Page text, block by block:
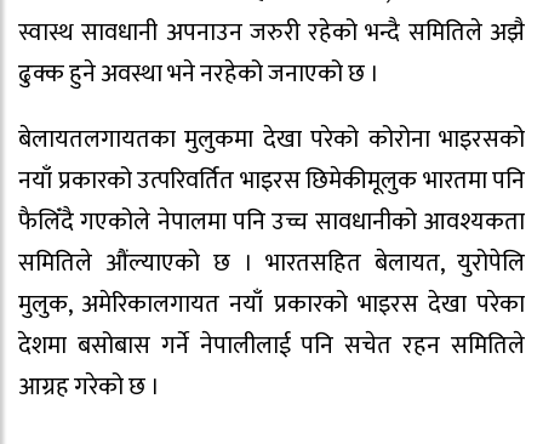
स्वास्थ सावधानी अपनाउन जरुरी रहेको भन्दै समितिले अझै
ढुक्क हुने अवस्था भने नरहेको जनाएको छ ।
बेलायतलगायतका मुलुकमा देखा परेको कोरोना भाइरसको
नयाँ प्रकारको उत्परिवर्तित भाइरस छिमेकीमूलुक भारतमा पनि
फैलिँदै गएकोले नेपालमा पनि उच्च सावधानीको आवश्यकता
समितिले औंल्याएको छ । भारतसहित बेलायत, युरोपेलि
मुलुक, अमेरिकालगायत नयाँ प्रकारको भाइरस देखा परेका
देशमा बसोबास गर्ने नेपालीलाई पनि सचेत रहन समितिले
आग्रह गरेको छ ।